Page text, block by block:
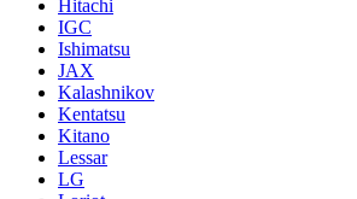
Hitachi
IGC
Ishimatsu
JAX
Kalashnikov
Kentatsu
Kitano
Lessar
LG